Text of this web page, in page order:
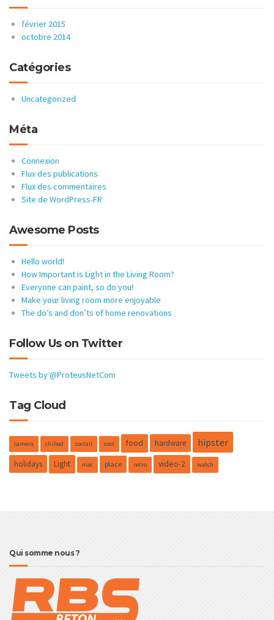
février 2015
octobre 2014
Catégories
Uncategorized
Méta
Connexion
Flux des publications
Flux des commentaires
Site de WordPress-FR
Awesome Posts
Hello world!
How Important is Light in the Living Room?
Everyone can paint, so do you!
Make your living room more enjoyable
The do’s and don’ts of home renovations
Follow Us on Twitter
Tweets by @ProteusNetCom
Tag Cloud
camera chilled coctail cool food hardware hipster
holidays Light mac place retro video-2 watch
Qui somme nous ?